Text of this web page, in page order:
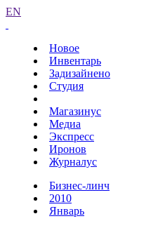
EN
Новое
Инвентарь
Задизайнено
Студия
Магазинус
Медиа
Экспресс
Иронов
Журналус
Бизнес-линч
2010
Январь